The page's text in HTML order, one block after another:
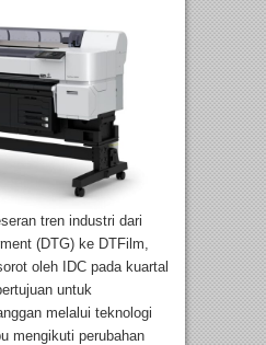
tren industri dari
(DTG) ke DTFilm,
oleh IDC pada kuartal
untuk
melalui teknologi
mengikuti perubahan